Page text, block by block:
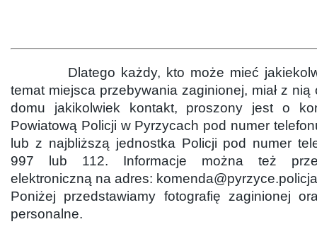
Dlatego każdy, kto może mieć
temat miejsca przebywania zaginionej, miał z
domu jakikolwiek kontakt, proszony jest o
Powiatową Policji w Pyrzycach pod numer
lub z najbliższą jednostka Policji pod numer
997 lub 112. Informacje można też
elektroniczną na adres:
Poniżej przedstawiamy fotografię zaginionej
personalne.